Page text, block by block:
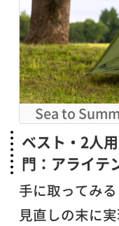
Sea to
ベスト・2人
門：アライテ
手に取ってみ
見直しの末に